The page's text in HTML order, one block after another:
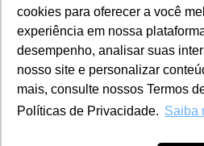
cookies para oferecer a você
experiência em nossa
desempenho, analisar suas
nosso site e personalizar
mais, consulte nossos Termos
Políticas de Privacidade. Saiba
EXTENSÃO
AutoAvaliação